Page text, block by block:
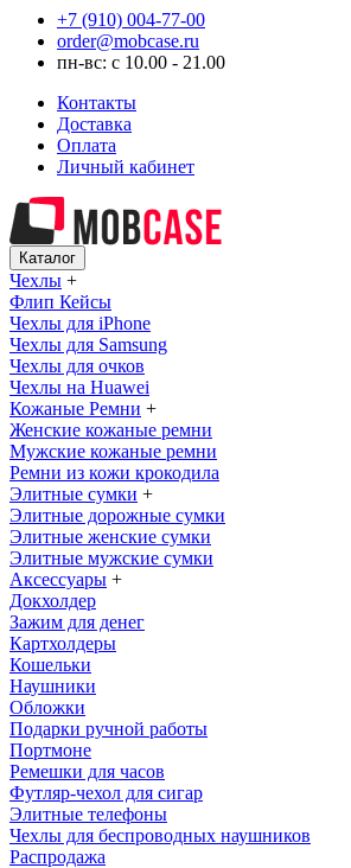
+7 (910) 004-77-00
order@mobcase.ru
пн-вс: с 10.00 - 21.00
Контакты
Доставка
Оплата
Личный кабинет
Каталог
Чехлы +
Флип Кейсы
Чехлы для iPhone
Чехлы для Samsung
Чехлы для очков
Чехлы на Huawei
Кожаные Ремни +
Женские кожаные ремни
Мужские кожаные ремни
Ремни из кожи крокодила
Элитные сумки +
Элитные дорожные сумки
Элитные женские сумки
Элитные мужские сумки
Аксессуары +
Докхолдер
Зажим для денег
Картхолдеры
Кошельки
Наушники
Обложки
Подарки ручной работы
Портмоне
Ремешки для часов
Футляр-чехол для сигар
Элитные телефоны
Чехлы для беспроводных наушников
Распродажа